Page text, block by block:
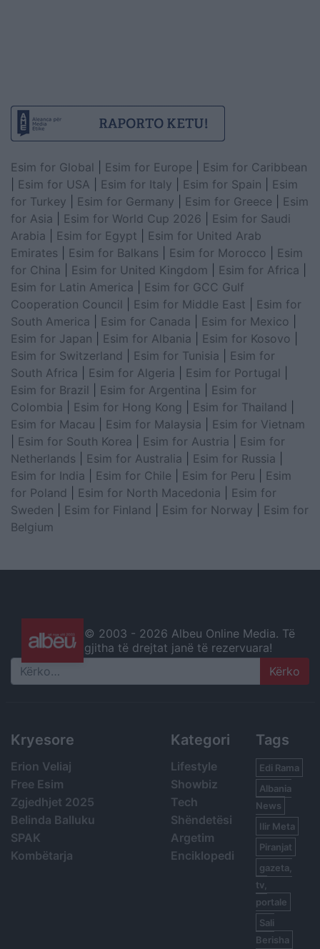
Esim for Global Esim for Europe
Esim for Caribbean
Esim for USA Esim for Italy Esim for Spain
Esim
for Turkey
Esim for Germany Esim for Greece
Esim
for Asia
Esim for World Cup 2026
Esim for Saudi
Arabia
Esim for Egypt
Esim for United Arab
Emirates
Esim for Balkans Esim for Morocco
Esim
for China
Esim for United Kingdom Esim for Africa
Esim for Latin America
Esim for GCC Gulf
Cooperation Council
Esim for Middle East
Esim for
South America
Esim for Canada Esim for Mexico
Esim for Japan
Esim for Albania Esim for Kosovo
Esim for Switzerland
Esim for Tunisia
Esim for
South Africa
Esim for Algeria Esim for Portugal
Esim for Brazil
Esim for Argentina
Esim for
Colombia
Esim for Hong Kong Esim for Thailand
Esim for Macau
Esim for Malaysia
Esim for Vietnam
Esim for South Korea Esim for Austria
Esim for
Netherlands
Esim for Australia Esim for Russia
Esim for India
Esim for Chile Esim for Peru
Esim
for Poland
Esim for North Macedonia
Esim for
Sweden
Esim for Finland Esim for Norway
Esim for
Belgium
© 2003 - 2026 Albeu Online Media. Të
gjitha të drejtat janë të rezervuara!
Search
Kryesore
Erion Veliaj
Free Esim
Zgjedhjet 2025
Belinda Balluku
SPAK
Kombëtarja
Kategori
Lifestyle
Showbiz
Tech
Shëndetësi
Argetim
Enciklopedi
Tags
Edi Rama
Albania
News
Ilir Meta
Piranjat
gazeta,
tv,
portale
Sali
Berisha